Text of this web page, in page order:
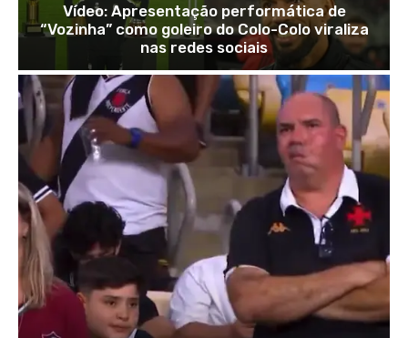
Vídeo: Apresentação performática de
“Vozinha” como goleiro do Colo-Colo viraliza
nas redes sociais